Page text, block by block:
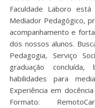
Faculdade Laboro
Mediador Pedagógico,
acompanhamento e
dos nossos alunos.
Pedagogia, Serviço
graduação
habilidades para
Experiência em
Formato: